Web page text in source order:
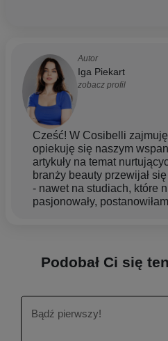
Autor
Iga Piekart
zobacz profil
Cześć! W Cosibelli
opiekuję się naszym
artykuły na temat
branży beauty przewijał
- nawet na studiach, które
pasjonowały,
bardziej zaczęła
pielęgnacji. Uważam, że
mnie dzielenie się z Tobą
zrozumieniu jak dbać o
Podobał Ci się